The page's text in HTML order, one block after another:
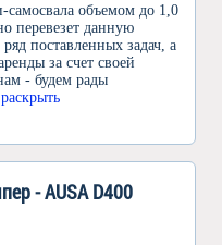
объемом до 1,0
перевезет данную
поставленных задач, а
за счет своей
- будем рады
раскрыть
- AUSA D400